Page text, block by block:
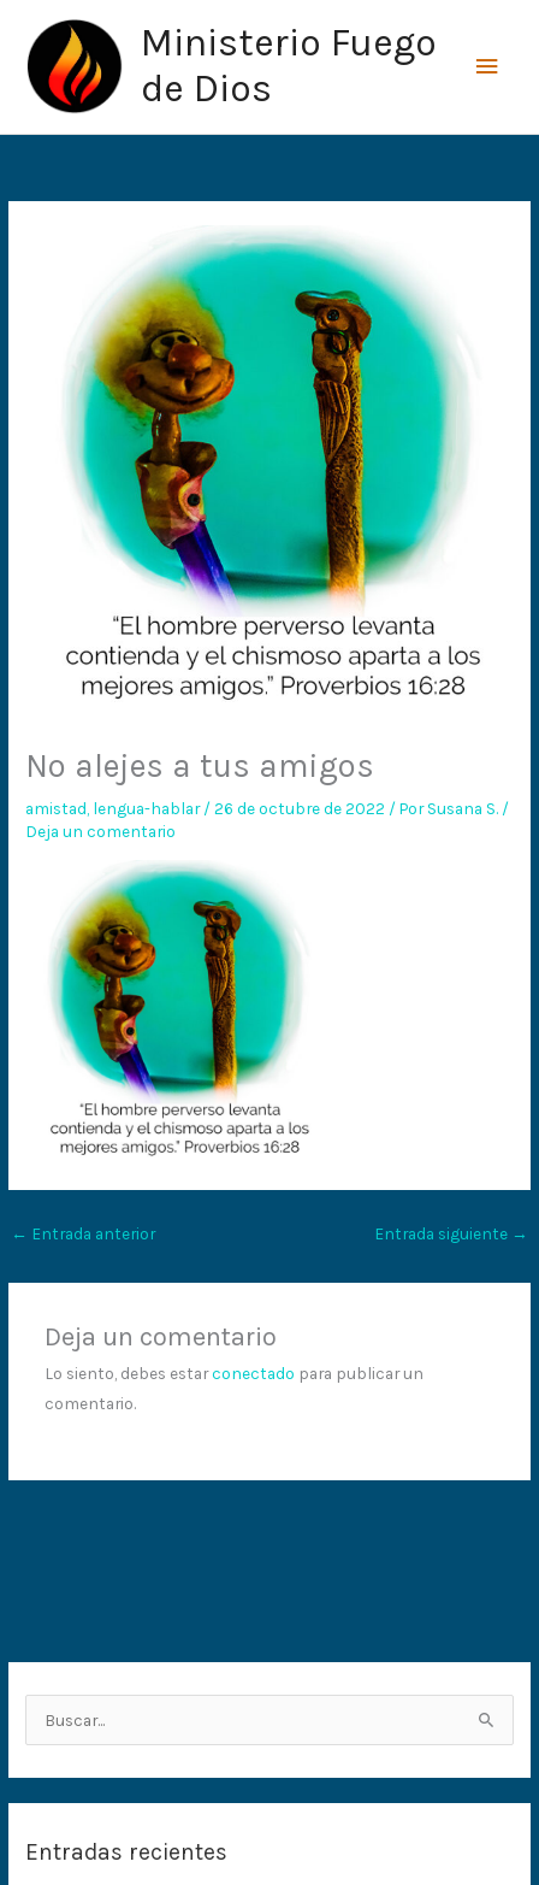
contenido
Ministerio Fuego
de Dios
No alejes a tus amigos
amistad, lengua-hablar/26 de octubre de 2022 / PorSusana S. /
Deja un comentario
← Entrada anterior Entrada siguiente →
Deja un comentario
Lo siento, debes estarconectado para publicar un
comentario.
a
Entradas recientes